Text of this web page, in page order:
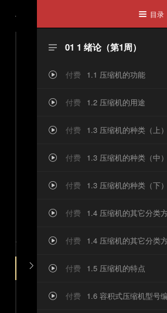
1254
积
购买后即可观看完整内容
购买课程

 目录
 01 1 绪论（第1周）
 付费 1.1 压缩机的功能
 付费 1.2 压缩机的用途
 付费 1.3 压缩机的种类（上）
 付费 1.3 压缩机的种类（中）
 付费 1.3 压缩机的种类（下）
 付费 1.4 压缩机的其它分类
 付费 1.4 压缩机的其它分类
 付费 1.5 压缩机的特点
 付费 1.6 容积式压缩机型号